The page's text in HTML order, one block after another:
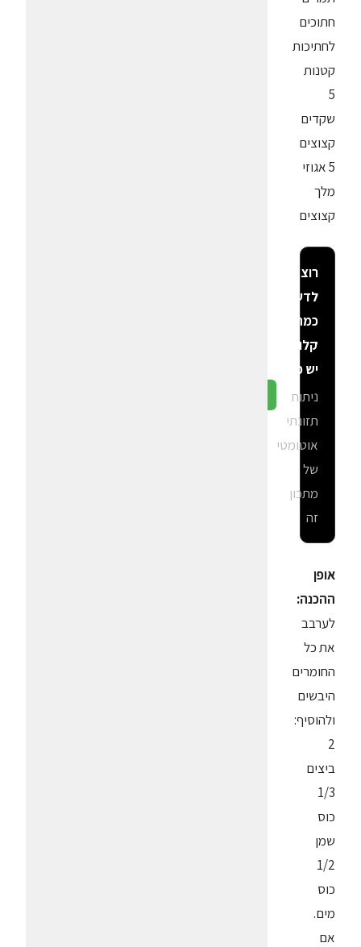
חתוכים
לחתיכות
קטנות
5
שקדים
קצוצים
5 אגוזי
מלך
קצוצים
רוצה
לדעת
כמה
קלוריות
יש פה?
ניתוח
תזונתי
אוטומטי
של
מתכון
זה
אופן
ההכנה:
לערבב
את כל
החומרים
היבשים
ולהוסיף:
2
ביצים
1/3
כוס
שמן
1/2
כוס
מים.
אם